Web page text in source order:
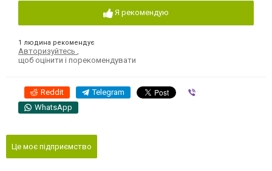
Я рекомендую
1 людина рекомендує
Авторизуйтесь
щоб оцінити і порекомендувати
Reddit Telegram
WhatsApp
Це моє підприємство